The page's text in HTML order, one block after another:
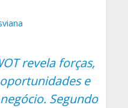
revela forças,
e
Segundo